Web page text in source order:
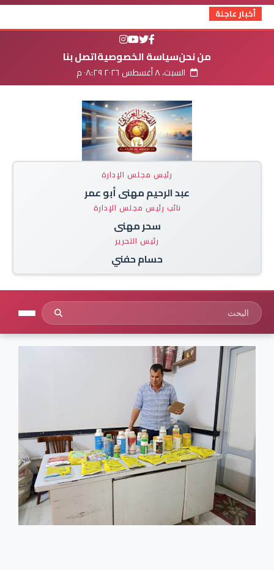
أخبار عاجلة
من نحنسياسة الخصوصيةاتصل بنا
السبت، ٨ أغسطس ٢٠٢٦ ٠٨:٢٩ م
رئيس مجلس الإدارة
عبد الرحيم مهنى أبو عمر
نائب رئيس مجلس الإدارة
سحر مهنى
رئيس التحرير
حسام حفني